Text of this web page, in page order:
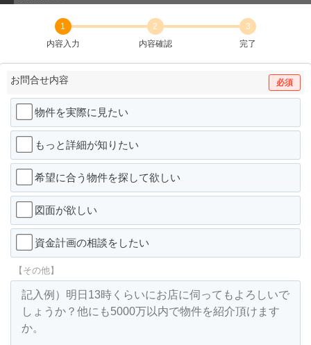
1
内容入力
2
内容確認
3
完了
お問合せ内容 必須
物件を実際に見たい
もっと詳細が知りたい
希望に合う物件を探して欲しい
図面が欲しい
資金計画の相談をしたい
【その他】